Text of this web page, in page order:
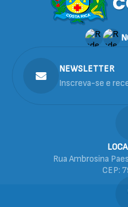
Rua Ambrosina
CEP:
NEWSLETTER
Inscreva-se e